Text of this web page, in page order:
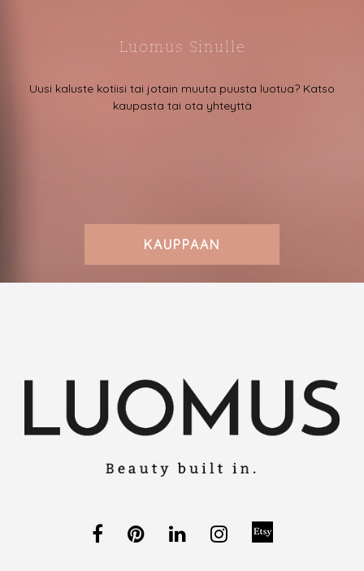
Luomus Sinulle
Uusi kaluste kotiisi tai jotain muuta puusta luotua? Katso
kaupasta tai ota yhteyttä
KAUPPAAN